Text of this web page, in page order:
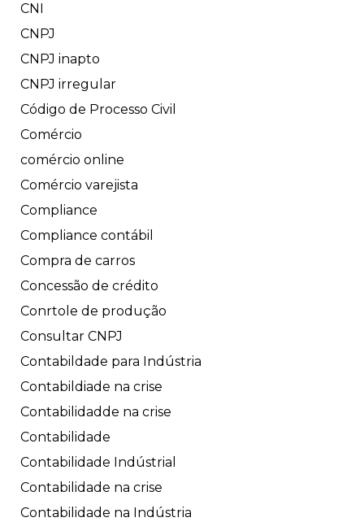
CNI
CNPJ
CNPJ inapto
CNPJ irregular
Código de Processo Civil
Comércio
comércio online
Comércio varejista
Compliance
Compliance contábil
Compra de carros
Concessão de crédito
Conrtole de produção
Consultar CNPJ
Contabildade para Indústria
Contabildiade na crise
Contabilidadde na crise
Contabilidade
Contabilidade Indústrial
Contabilidade na crise
Contabilidade na Indústria